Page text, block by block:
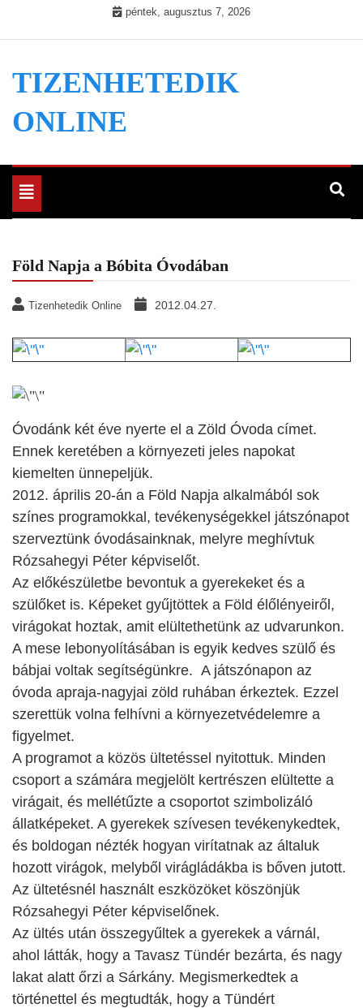
péntek, augusztus 7, 2026
TIZENHETEDIK
ONLINE
Toggle
navigation
Föld Napja a Bóbita Óvodában
Tizenhetedik Online 2012.04.27.
Óvodánk két éve nyerte el a Zöld Óvoda címet.
Ennek keretében a környezeti jeles napokat
kiemelten ünnepeljük.
2012. április 20-án a Föld Napja alkalmából sok
színes programokkal, tevékenységekkel játszónapot
szerveztünk óvodásainknak, melyre meghívtuk
Rózsahegyi Péter képviselőt.
Az előkészületbe bevontuk a gyerekeket és a
szülőket is. Képeket gyűjtöttek a Föld élőlényeiről,
virágokat hoztak, amit elültethetünk az udvarunkon.
A mese lebonyolításában is egyik kedves szülő és
bábjai voltak segítségünkre. A játszónapon az
óvoda apraja-nagyjai zöld ruhában érkeztek. Ezzel
szerettük volna felhívni a környezetvédelemre a
figyelmet.
A programot a közös ültetéssel nyitottuk. Minden
csoport a számára megjelölt kertrészen elültette a
virágait, és mellétűzte a csoportot szimbolizáló
állatképeket. A gyerekek szívesen tevékenykedtek,
és boldogan nézték hogyan virítatnak az általuk
hozott virágok, melyből virágládákba is bőven jutott.
Az ültetésnél használt eszközöket köszönjük
Rózsahegyi Péter képviselőnek.
Az ültés után összegyűltek a gyerekek a várnál,
ahol látták, hogy a Tavasz Tündér bezárta, és nagy
lakat alatt őrzi a Sárkány. Megismerkedtek a
történettel és megtudták, hogy a Tündért